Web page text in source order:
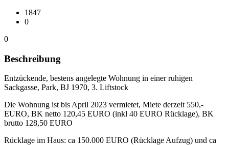
1847
0
0
Beschreibung
Entzückende, bestens angelegte Wohnung in einer ruhigen
Sackgasse, Park, BJ 1970, 3. Liftstock
Die Wohnung ist bis April 2023 vermietet, Miete derzeit 550,-
EURO, BK netto 120,45 EURO (inkl 40 EURO Rücklage), BK
brutto 128,50 EURO
Rücklage im Haus: ca 150.000 EURO (Rücklage Aufzug) und ca